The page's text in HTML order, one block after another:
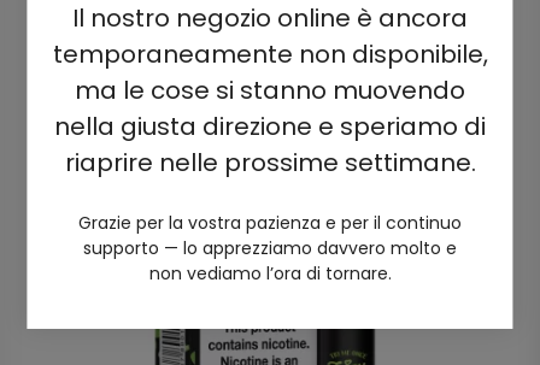
Il nostro negozio online è ancora
temporaneamente non disponibile,
ma le cose si stanno muovendo
nella giusta direzione e speriamo di
riaprire nelle prossime settimane.
Grazie per la vostra pazienza e per il continuo
supporto — lo apprezziamo davvero molto e
non vediamo l’ora di tornare.